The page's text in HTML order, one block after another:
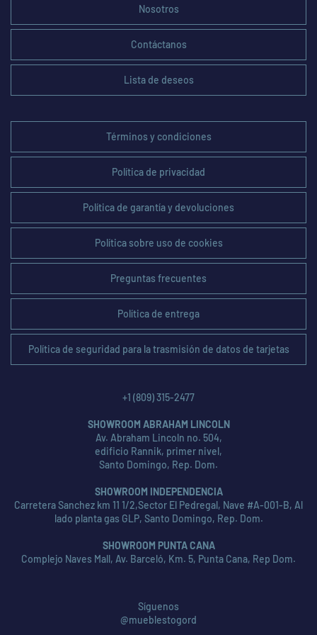
Nosotros
Contáctanos
Lista de deseos
Términos y condiciones
Política de privacidad
Política de garantía y devoluciones
Política sobre uso de cookies
Preguntas frecuentes
Política de entrega
Política de seguridad para la trasmisión de datos de tarjetas
+1 (809) 315-2477
SHOWROOM ABRAHAM LINCOLN
Av. Abraham Lincoln no. 504,
edificio Rannik, primer nivel,
Santo Domingo, Rep. Dom.
SHOWROOM INDEPENDENCIA
Carretera Sanchez km 11 1/2,Sector El Pedregal, Nave #A-001-B, Al
lado planta gas GLP, Santo Domingo, Rep. Dom.
SHOWROOM PUNTA CANA
Complejo Naves Mall, Av. Barceló, Km. 5, Punta Cana, Rep Dom.
Síguenos
@mueblestogord